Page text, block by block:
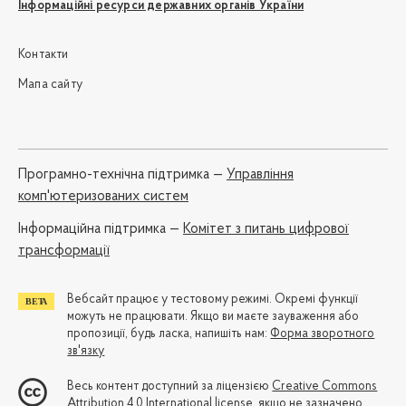
Інформаційні ресурси державних органів України
Контакти
Мапа сайту
Програмно-технічна підтримка — Управління
комп'ютеризованих систем
Iнформаційна підтримка — Комітет з питань цифрової
трансформації
Вебсайт працює у тестовому режимі. Окремі функції
можуть не працювати. Якщо ви маєте зауваження або
пропозиції, будь ласка, напишіть нам: Форма зворотного
зв'язку
Весь контент доступний за ліцензією Creative Commons